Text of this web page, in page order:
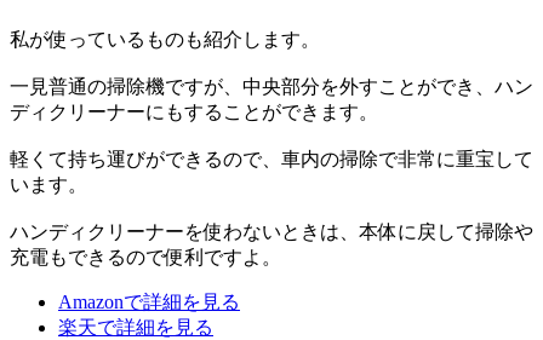
私が使っているものも紹介します。
一見普通の掃除機ですが、中央部分を外すことができ、ハン
ディクリーナーにもすることができます。
軽くて持ち運びができるので、車内の掃除で非常に重宝して
います。
ハンディクリーナーを使わないときは、本体に戻して掃除や
充電もできるので便利ですよ。
Amazonで詳細を見る
楽天で詳細を見る